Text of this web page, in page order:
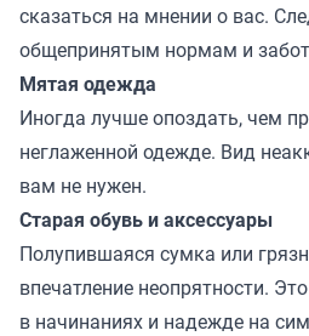
сказаться на мнении о вас.
общепринятым нормам и
Мятая одежда
Иногда лучше опоздать, чем
неглаженной одежде. Вид
вам не нужен.
Старая обувь и аксессуары
Полупившаяся сумка или
впечатление неопрятности.
в начинаниях и надежде на